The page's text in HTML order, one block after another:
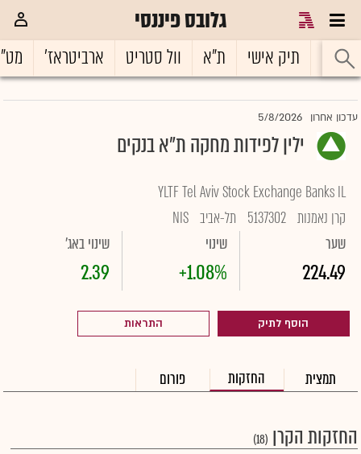
גלובס פיננסי
ראשי תיק אישי ת"א וול סטריט ארביטראז'
עדכון אחרון 5/8/2026
ילין לפידות מחקה ת"א בנקים
YLTF Tel Aviv Stock Exchange Banks IL
קרן נאמנות 5137302 תל-אביב NIS
שער
224.49
שינוי
+1.08%
שינוי באג'
2.39
הוסף לתיק התראות
תמצית החזקות פורום
החזקות הקרן (18)